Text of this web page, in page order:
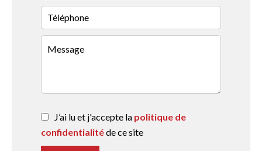
J’ai lu et j'accepte la politique de
confidentialitéde ce site